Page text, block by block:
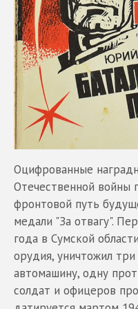
Оцифрованные
Отечественной войны
фронтовой путь
медали "За отвагу".
года в Сумской
орудия, уничтожил
автомашину, одну
солдат и офицеров